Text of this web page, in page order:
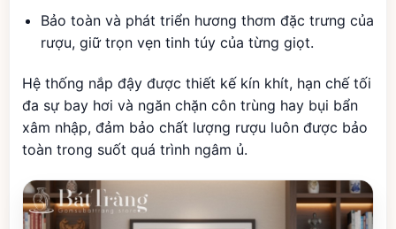
Bảo toàn và phát triển hương thơm đặc trưng của
rượu, giữ trọn vẹn tinh túy của từng giọt.
Hệ thống nắp đậy được thiết kế kín khít, hạn chế tối
đa sự bay hơi và ngăn chặn côn trùng hay bụi bẩn
xâm nhập, đảm bảo chất lượng rượu luôn được bảo
toàn trong suốt quá trình ngâm ủ.